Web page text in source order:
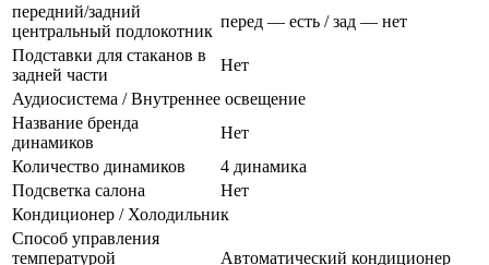
передний/задний
центральный подлокотник
перед — есть / зад — нет
Подставки для стаканов в
задней части
Нет
Аудиосистема / Внутреннее освещение
Название бренда
динамиков
Нет
Количество динамиков
4 динамика
Подсветка салона
Нет
Кондиционер / Холодильник
Способ управления
температурой
Автоматический кондиционер